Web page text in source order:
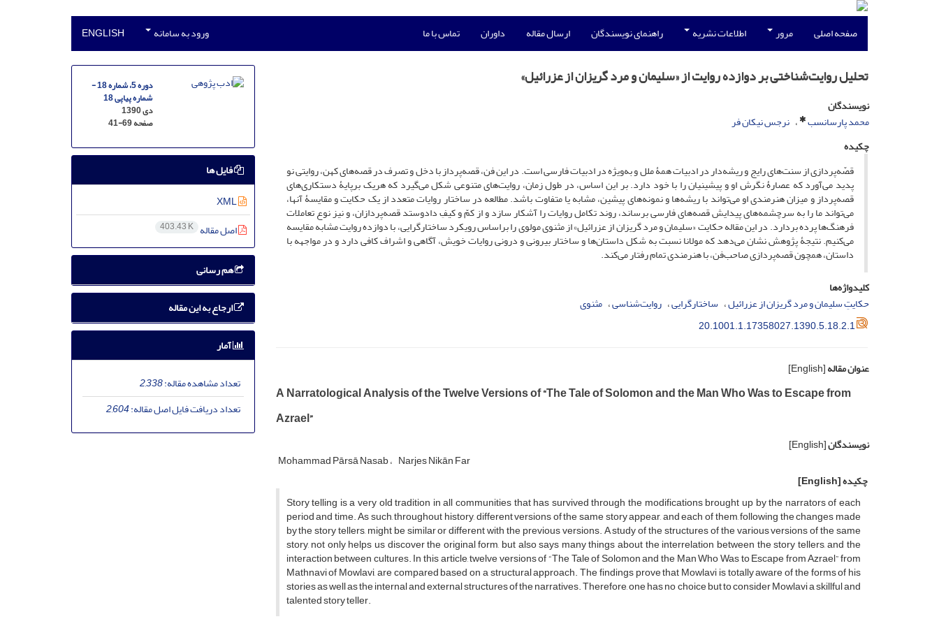
صفحه اصلی مرور اطلاعات نشریه راهنمای نویسندگان ارسال مقاله داوران تماس با ما ورود به سامانه ENGLISH
تحلیل روایت‌شناختی بر دوازده روایت از «سلیمان و مرد گریزان از عزرائیل»
نویسندگان
محمد پارسانسب
نرجس نیکان فر
چکیده
قصّه‌پردازی از سنت‌های رایج و ریشه‌دار در ادبیات همۀ ملل و به‌ویژه در ادبیات فارسی است. در این فن، قصه‌پرداز با دخل و تصرف‌ در قصه‌های کهن، روایتی نو
پدید می‌آورد که عصارۀ نگرش او و پیشینیان را با خود دارد. بر این اساس، در طول زمان، روایت‌های متنوعی شکل می‌گیرد که هر‌یک برپایۀ دستکاری‌های
قصه‌پرداز و میزان هنرمندی‌ او می‌تواند با ریشه‌ها و نمونه‌های پیشین، مشابه یا متفاوت باشد. مطالعه در ساختار روایات متعدد از یک حکایت و مقایسۀ آنها،
می‌تواند ما را به سرچشمه‌های پیدایش قصه‌های فارسی برساند، روند تکامل روایات را آشکار سازد و از کمّ و کیفِ دادوستد قصه‌پردازان، و نیز نوع تعاملات
فرهنگ‌ها پرده بردارد. در این مقاله حکایت «سلیمان و مرد گریزان از عزرائیل» از مثنوی مولوی را براساس رویکرد ساختارگرایی، با دوازده روایت مشابه مقایسه
می‌کنیم. نتیجۀ پژوهش نشان می‌دهد که مولانا نسبت به شکل داستان‌ها و ساختار بیرونی و درونی روایات خویش، آگاهی و اشراف کافی دارد و در مواجهه با
داستان، همچون قصه‌پردازی صاحب‌فن، با هنرمندی تمام رفتار می‌کند.
کلیدواژه‌ها
حکایتِ سلیمان و مرد گریزان از عزرائیل ساختارگرایی روایت‌شناسی مثنوی
20.1001.1.17358027.1390.5.18.2.1
عنوان مقاله[English]
A Narratological Analysis of the Twelve Versions of “The Tale of Solomon and the Man Who Was to Escape from
Azrael”
نویسندگان[English]
Mohammad Pārsā Nasab Narjes Nikān Far
چکیده[English]
Story telling is a very old tradition in all communities that has survived through the modifications brought up by the narrators of each
period and time. As such, throughout history, different versions of the same story appear, and each of them, following the changes made
by the story tellers, might be similar or different with the previous versions. A study of the structures of the various versions of the same
story, not only helps us discover the original form, but also says many things about the interrelation between the story tellers, and the
interaction between cultures. In this article, twelve versions of “The Tale of Solomon and the Man Who Was to Escape from Azrael” from
Mathnavi of Mowlavi, are compared based on a structural approach. The findings prove that Mowlavi is totally aware of the forms of his
stories as well as the internal and external structures of the narratives. Therefore, one has no choice but to consider Mowlavi a skillful and
talented story teller.
دوره 5، شماره 18 -
شماره پیاپی 18
دی 1390
صفحه41-69
فایل ها
XML
اصل مقاله 403.43 K
هم رسانی
ارجاع به این مقاله
آمار
تعداد مشاهده مقاله:2,338
تعداد دریافت فایل اصل مقاله:2,604